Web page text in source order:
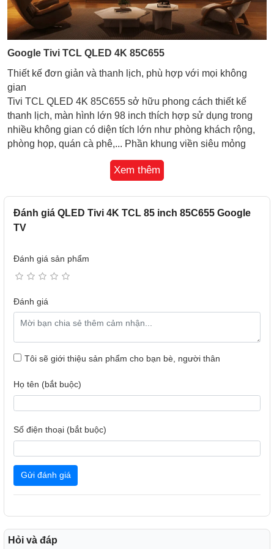
Google Tivi TCL QLED 4K 85C655
Thiết kế đơn giản và thanh lịch, phù hợp với mọi không
gian
Tivi TCL QLED 4K 85C655 sở hữu phong cách thiết kế
thanh lịch, màn hình lớn 98 inch thích hợp sử dụng trong
nhiều không gian có diện tích lớn như phòng khách rộng,
phòng họp, quán cà phê,... Phần khung viền siêu mỏng
được chế tác bằng kim loại cứng cáp và hiện đại, hứa hẹn
sẽ giúp tivi trở thành một kiệt tác bày trí cho không gian nội
Thiết kế tivi TCL QLED 4K 85C655
Bộ xử lý AiPQ Pro thông minh giúp tối ưu mọi tín hiệu hiệu
quả
và tối ưu hóa mọi tín hiệu đầu vào để mang đến những trải
Xem thêm
Đánh giá QLED Tivi 4K TCL 85 inch 85C655 Google
TV
Đánh giá sản phẩm
Đánh giá
Tôi sẽ giới thiệu sản phẩm cho bạn bè, người thân
Họ tên (bắt buộc)
Số điện thoại (bắt buộc)
Gửi đánh giá
Hỏi và đáp